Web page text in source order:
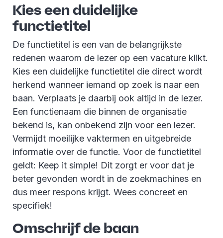
Kies een duidelijke
functietitel
De functietitel is een van de belangrijkste
redenen waarom de lezer op een vacature klikt.
Kies een duidelijke functietitel die direct wordt
herkend wanneer iemand op zoek is naar een
baan. Verplaats je daarbij ook altijd in de lezer.
Een functienaam die binnen de organisatie
bekend is, kan onbekend zijn voor een lezer.
Vermijdt moeilijke vaktermen en uitgebreide
informatie over de functie. Voor de functietitel
geldt: Keep it simple! Dit zorgt er voor dat je
beter gevonden wordt in de zoekmachines en
dus meer respons krijgt. Wees concreet en
specifiek!
Omschrijf de baan